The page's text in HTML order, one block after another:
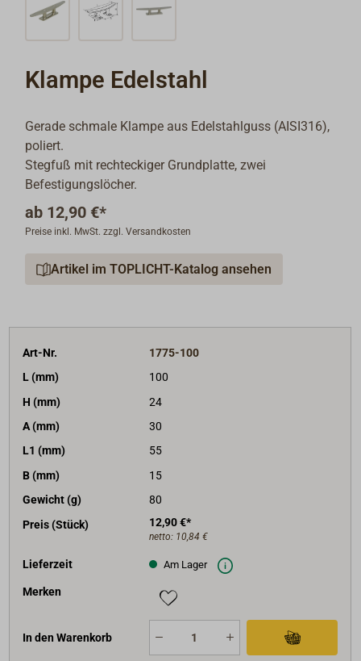
Klampe Edelstahl
Gerade schmale Klampe aus Edelstahlguss (AISI316),
poliert.
Stegfuß mit rechteckiger Grundplatte, zwei
Befestigungslöcher.
ab 12,90 €*
Preise inkl. MwSt. zzgl. Versandkosten
Artikel im TOPLICHT-Katalog ansehen
Art-Nr.
1775-100
L (mm)
100
H (mm)
24
A (mm)
30
L1 (mm)
55
B (mm)
15
Gewicht (g)
80
Preis (Stück)
12,90 €*
netto: 10,84 €
Lieferzeit Am Lager
Merken
In den Warenkorb